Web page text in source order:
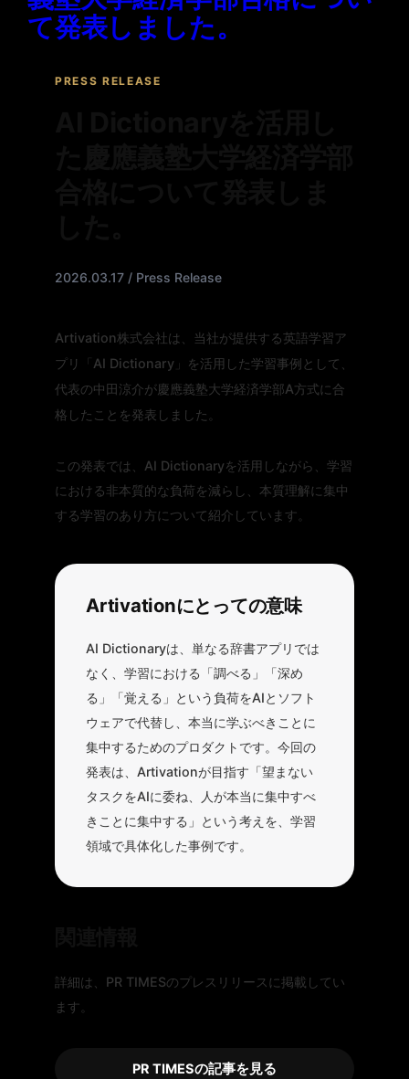
て発表しました。
PRESS RELEASE
2026.03.17 / Press Release
Artivation株式会社は、当社が提供する英語学習ア
プリ「AI Dictionary」を活用した学習事例として、
代表の中田涼介が慶應義塾大学経済学部A方式に合
格したことを発表しました。
この発表では、AI Dictionaryを活用しながら、学習
における非本質的な負荷を減らし、本質理解に集中
する学習のあり方について紹介しています。
Artivationにとっての意味
AI Dictionaryは、単なる辞書アプリでは
なく、学習における「調べる」「深め
る」「覚える」という負荷をAIとソフト
ウェアで代替し、本当に学ぶべきことに
集中するためのプロダクトです。今回の
発表は、Artivationが目指す「望まない
タスクをAIに委ね、人が本当に集中すべ
きことに集中する」という考えを、学習
領域で具体化した事例です。
詳細は、PR TIMESのプレスリリースに掲載してい
ます。
PR TIMESの記事を見る